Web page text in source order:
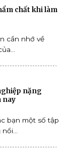
chất khi làm
cần nhớ về
nặng
nay
bạn một số tập